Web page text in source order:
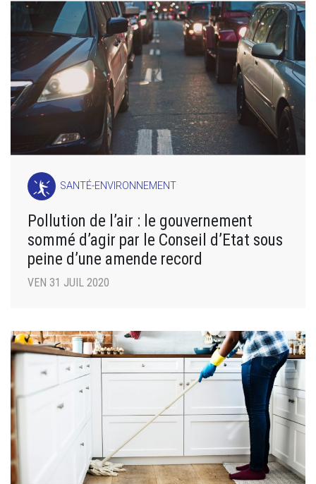
SANTÉ-ENVIRONNEMENT
Pollution de l’air : le gouvernement
sommé d’agir par le Conseil d’Etat sous
peine d’une amende record
VEN 31 JUIL 2020